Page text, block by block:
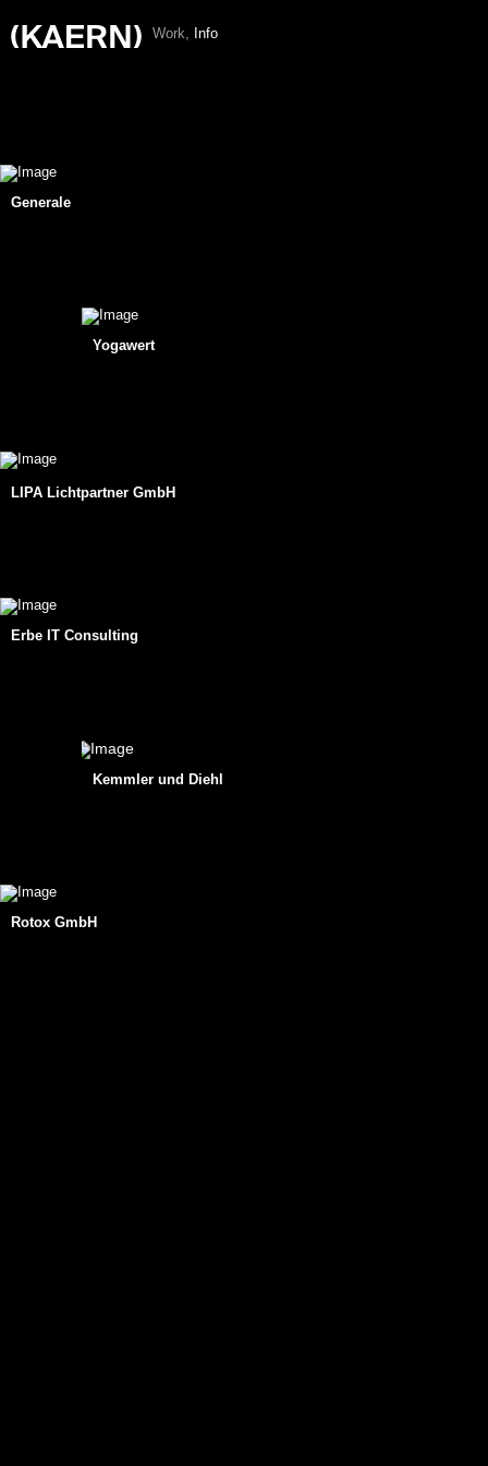
Work Info
Generale
Yogawert
LIPA Lichtpartner GmbH
Erbe IT Consulting
Kemmler und Diehl
Rotox GmbH